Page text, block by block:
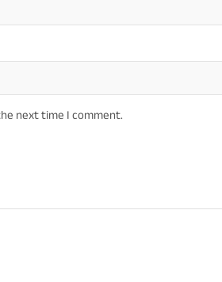
next time I comment.